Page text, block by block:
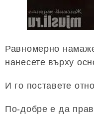
Равномерно
нанесете върху
И го поставете
По-добре е да